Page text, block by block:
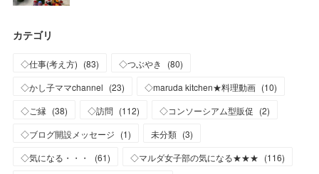
カテゴリ
◇仕事(考え方) (83) ◇つぶやき (80)
◇かし子ママchannel (23) ◇maruda kitchen★料理動画 (10)
◇ご縁 (38) ◇訪問 (112) ◇コンソーシアム型販促 (2)
◇ブログ開設メッセージ (1) 未分類 (3)
◇気になる・・・
(61) ◇マルダ女子部の気になる★★★ (116)